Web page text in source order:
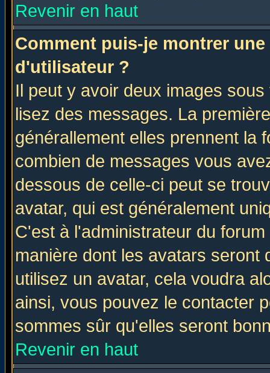
Revenir en haut
Comment puis-je montrer
d'utilisateur ?
Il peut y avoir deux images
lisez des messages. La
générallement elles prennent la
combien de messages vous
dessous de celle-ci peut se
avatar, qui est généralement
C'est à l'administrateur du
manière dont les avatars seront
utilisez un avatar, cela voudra
ainsi, vous pouvez le contacter
sommes sûr qu'elles seront
Revenir en haut